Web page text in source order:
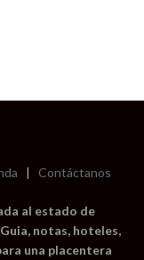
| Contáctanos
al estado de
notas, hoteles,
una placentera